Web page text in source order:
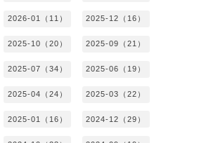
2026-01（11） 2025-12（16）
2025-10（20） 2025-09（21）
2025-07（34） 2025-06（19）
2025-04（24） 2025-03（22）
2025-01（16） 2024-12（29）